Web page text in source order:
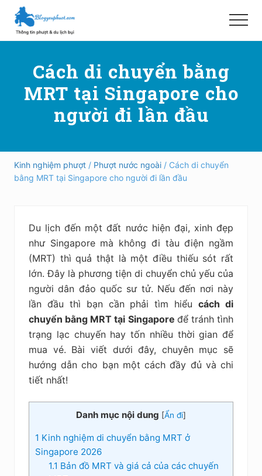
Menu
Skip
main
qua
primary
Hướng
phượt,
và
ngoài
nước
an
nghiệm,
kiệm
Menu
Cách di chuyển bằng
MRT tại Singapore cho
người đi lần đầu
Kinh nghiệm phượt / Phượt nước ngoài / Cách di chuyển
bằng MRT tại Singapore cho người đi lần đầu
Du lịch đến một đất nước hiện đại, xinh đẹp
như Singapore mà không đi tàu điện ngầm
(MRT) thì quả thật là một điều thiếu sót rất
lớn. Đây là phương tiện di chuyển chủ yếu của
người dân đảo quốc sư tử. Nếu đến nơi này
lần đầu thì bạn cần phải tìm hiểucách di
chuyển bằng MRT tại Singapore để tránh tình
trạng lạc chuyến hay tốn nhiều thời gian để
mua vé. Bài viết dưới đây, chuyên mục sẽ
hướng dẫn cho bạn một cách đầy đủ và chi
tiết nhất!
Danh mục nội dung [Ẩn đi]
1 Kinh nghiệm di chuyển bằng MRT ở
Singapore 2026
1.1 Bản đồ MRT và giá cả của các chuyến